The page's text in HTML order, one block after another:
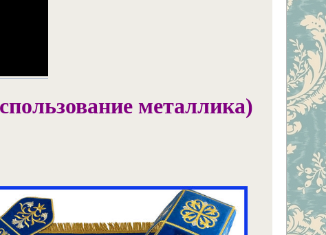
металлика)